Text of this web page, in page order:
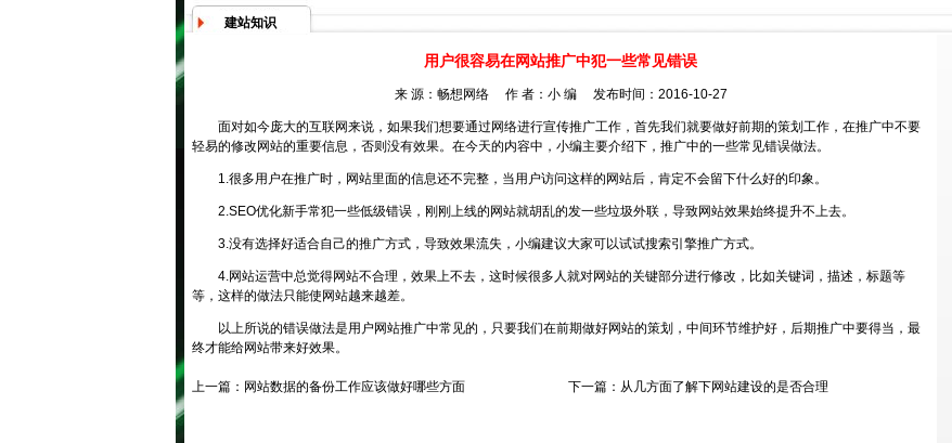
建站知识
用户很容易在网站推广中犯一些常见错误
来 源：畅想网络 作 者：小 编 发布时间：2016-10-27
面对如今庞大的互联网来说，如果我们想要通过网络进行宣传推广工作，首先我们就要做好前期的策划工作，在推广中不要
轻易的修改网站的重要信息，否则没有效果。在今天的内容中，小编主要介绍下，推广中的一些常见错误做法。
1.很多用户在推广时，网站里面的信息还不完整，当用户访问这样的网站后，肯定不会留下什么好的印象。
2.SEO优化新手常犯一些低级错误，刚刚上线的网站就胡乱的发一些垃圾外联，导致网站效果始终提升不上去。
3.没有选择好适合自己的推广方式，导致效果流失，小编建议大家可以试试搜索引擎推广方式。
4.网站运营中总觉得网站不合理，效果上不去，这时候很多人就对网站的关键部分进行修改，比如关键词，描述，标题等
等，这样的做法只能使网站越来越差。
以上所说的错误做法是用户网站推广中常见的，只要我们在前期做好网站的策划，中间环节维护好，后期推广中要得当，最
终才能给网站带来好效果。
上一篇： 网站数据的备份工作应该做好哪些方面 下一篇： 从几方面了解下网站建设的是否合理